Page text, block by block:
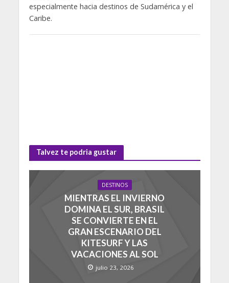
especialmente hacia destinos de Sudamérica y el
Caribe.
Talvez te podria gustar
DESTINOS
MIENTRAS EL INVIERNO
DOMINA EL SUR, BRASIL
SE CONVIERTE EN EL
GRAN ESCENARIO DEL
KITESURF Y LAS
VACACIONES AL SOL
julio 23, 2026